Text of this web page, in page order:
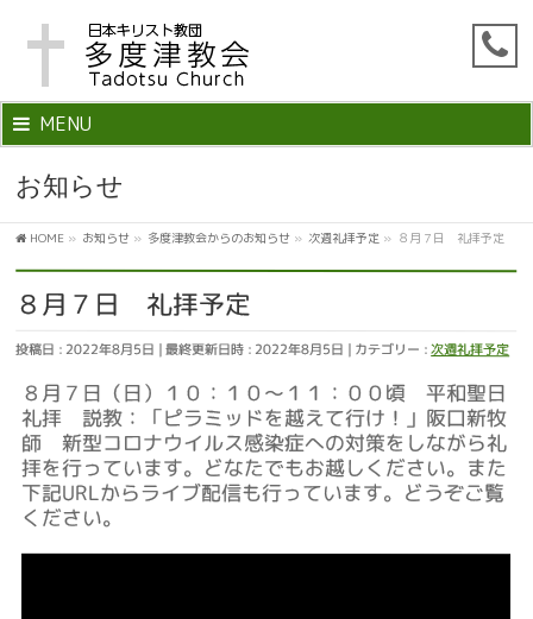
MENU
お知らせ
HOME » お知らせ » 多度津教会からのお知らせ » 次週礼拝予定 » ８月７日 礼拝予定
８月７日 礼拝予定
投稿日 : 2022年8月5日 最終更新日時 : 2022年8月5日 カテゴリー :次週礼拝予定
８月７日（日）１０：１０～１１：００頃 平和聖日
礼拝 説教：「ピラミッドを越えて行け！」阪口新牧
師 新型コロナウイルス感染症への対策をしながら礼
拝を行っています。どなたでもお越しください。また
下記URLからライブ配信も行っています。どうぞご覧
ください。